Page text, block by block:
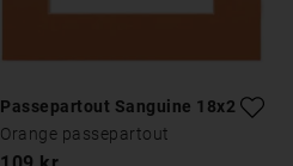
Passepartout Sanguine 18x24
Orange passepartout